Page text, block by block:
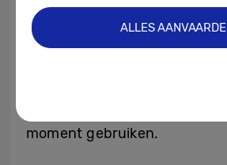
Met Circle to Search kunnen
moment gebruiken.
ALLES